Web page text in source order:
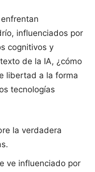
influenciados por
cognitivos y
de la IA, ¿cómo
libertad a la forma
tecnologías
la verdadera
ve influenciado por